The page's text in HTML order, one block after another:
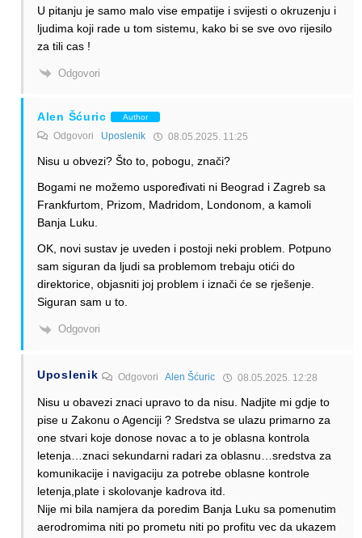
U pitanju je samo malo vise empatije i svijesti o okruzenju i
ljudima koji rade u tom sistemu, kako bi se sve ovo rijesilo
za tili cas !
Odgovori
Alen Šćuric Author
Odgovori Uposlenik 08.05.2025. 11:25
Nisu u obvezi? Što to, pobogu, znači?
Bogami ne možemo uspoređivati ni Beograd i Zagreb sa
Frankfurtom, Prizom, Madridom, Londonom, a kamoli
Banja Luku.
OK, novi sustav je uveden i postoji neki problem. Potpuno
sam siguran da ljudi sa problemom trebaju otići do
direktorice, objasniti joj problem i iznači će se rješenje.
Siguran sam u to.
Odgovori
Uposlenik OdgovoriAlen Šćuric 08.05.2025. 12:28
Nisu u obavezi znaci upravo to da nisu. Nadjite mi gdje to
pise u Zakonu o Agenciji ? Sredstva se ulazu primarno za
one stvari koje donose novac a to je oblasna kontrola
letenja…znaci sekundarni radari za oblasnu…sredstva za
komunikacije i navigaciju za potrebe oblasne kontrole
letenja,plate i skolovanje kadrova itd.
Nije mi bila namjera da poredim Banja Luku sa pomenutim
aerodromima niti po prometu niti po profitu vec da ukazem